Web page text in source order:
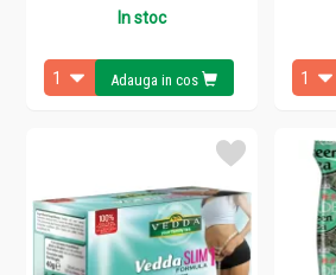
In stoc
Adauga in cos